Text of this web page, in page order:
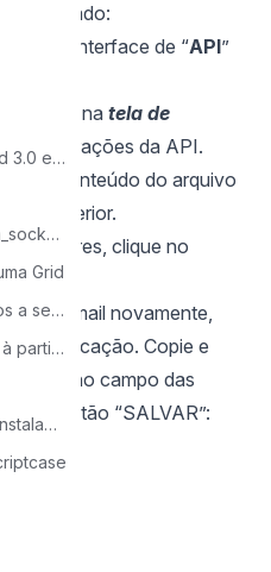
Instalando o serviço Firebird 3.0 e o administrador de banco de dados no Linux
Erro ao enviar email: stream_socket_client()
Grid
Limitar o número de registros a serem exibidos na grid
Restauração do Scriptcase à partir da pasta devel
Verificação de bibliotecas instaladas no ambiente de produção do Linux
foi criado:
a interface de “API”
criado na tela de
configurações da API.
o conteúdo do arquivo
anterior.
valores, clique no
conta gmail novamente,
autenticação. Copie e
” no campo das
no botão “SALVAR”: